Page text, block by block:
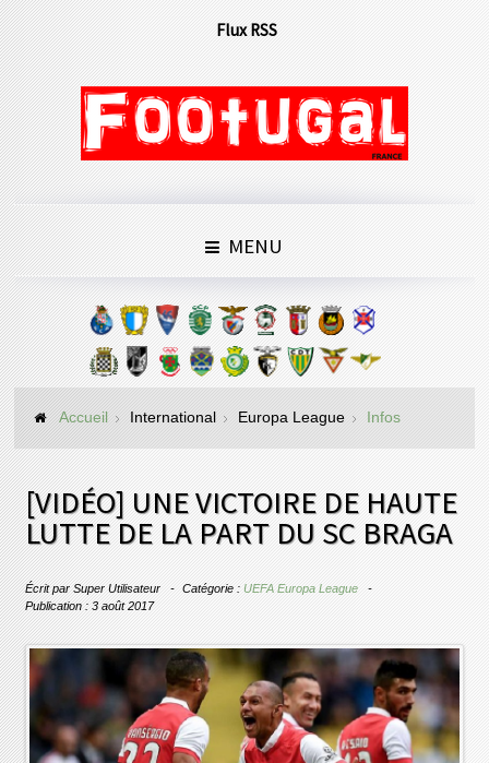
Flux RSS
MENU
Accueil International Europa League Infos
[VIDÉO] UNE VICTOIRE DE HAUTE
LUTTE DE LA PART DU SC BRAGA
Écrit parSuper Utilisateur Catégorie : UEFA Europa League
Publication : 3 août 2017